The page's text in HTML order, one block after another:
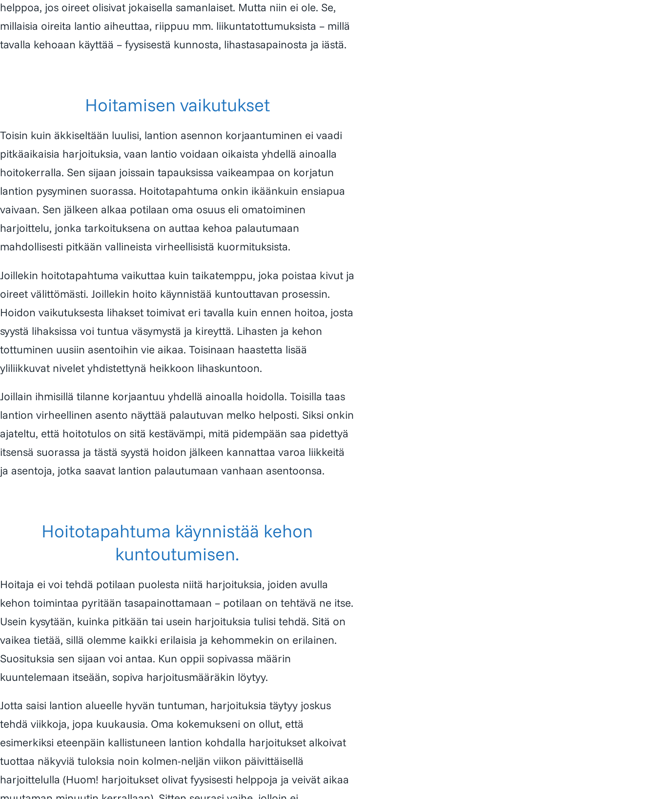
helppoa, jos oireet olisivat jokaisella samanlaiset. Mutta niin ei ole. Se,
millaisia oireita lantio aiheuttaa, riippuu mm. liikuntatottumuksista – millä
tavalla kehoaan käyttää – fyysisestä kunnosta, lihastasapainosta ja iästä.
Hoitamisen vaikutukset
Toisin kuin äkkiseltään luulisi, lantion asennon korjaantuminen ei vaadi
pitkäaikaisia harjoituksia, vaan lantio voidaan oikaista yhdellä ainoalla
hoitokerralla. Sen sijaan joissain tapauksissa vaikeampaa on korjatun
lantion pysyminen suorassa. Hoitotapahtuma onkin ikäänkuin ensiapua
vaivaan. Sen jälkeen alkaa potilaan oma osuus eli omatoiminen
harjoittelu, jonka tarkoituksena on auttaa kehoa palautumaan
mahdollisesti pitkään vallineista virheellisistä kuormituksista.
Joillekin hoitotapahtuma vaikuttaa kuin taikatemppu, joka poistaa kivut ja
oireet välittömästi. Joillekin hoito käynnistää kuntouttavan prosessin.
Hoidon vaikutuksesta lihakset toimivat eri tavalla kuin ennen hoitoa, josta
syystä lihaksissa voi tuntua väsymystä ja kireyttä. Lihasten ja kehon
tottuminen uusiin asentoihin vie aikaa. Toisinaan haastetta lisää
yliliikkuvat nivelet yhdistettynä heikkoon lihaskuntoon.
Joillain ihmisillä tilanne korjaantuu yhdellä ainoalla hoidolla. Toisilla taas
lantion virheellinen asento näyttää palautuvan melko helposti. Siksi onkin
ajateltu, että hoitotulos on sitä kestävämpi, mitä pidempään saa pidettyä
itsensä suorassa ja tästä syystä hoidon jälkeen kannattaa varoa liikkeitä
ja asentoja, jotka saavat lantion palautumaan vanhaan asentoonsa.
Hoitotapahtuma käynnistää kehon
kuntoutumisen.
Hoitaja ei voi tehdä potilaan puolesta niitä harjoituksia, joiden avulla
kehon toimintaa pyritään tasapainottamaan – potilaan on tehtävä ne itse.
Usein kysytään, kuinka pitkään tai usein harjoituksia tulisi tehdä. Sitä on
vaikea tietää, sillä olemme kaikki erilaisia ja kehommekin on erilainen.
Suosituksia sen sijaan voi antaa. Kun oppii sopivassa määrin
kuuntelemaan itseään, sopiva harjoitusmääräkin löytyy.
Jotta saisi lantion alueelle hyvän tuntuman, harjoituksia täytyy joskus
tehdä viikkoja, jopa kuukausia. Oma kokemukseni on ollut, että
esimerkiksi eteenpäin kallistuneen lantion kohdalla harjoitukset alkoivat
tuottaa näkyviä tuloksia noin kolmen-neljän viikon päivittäisellä
harjoittelulla (Huom! harjoitukset olivat fyysisesti helppoja ja veivät aikaa